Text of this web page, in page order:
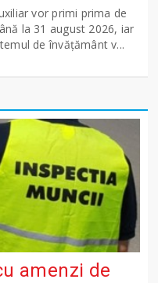
vor primi prima de
la 31 august 2026, iar
de învățământ v...
amenzi de